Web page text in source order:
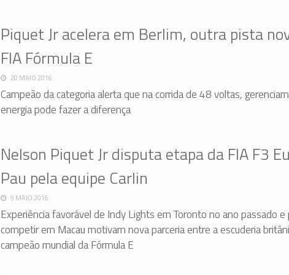
Piquet Jr acelera em Berlim, outra pista
FIA Fórmula E
20 MAIO 2016
Campeão da categoria alerta que na corrida de 48 voltas,
energia pode fazer a diferença
Nelson Piquet Jr disputa etapa da FIA F3
Pau pela equipe Carlin
9 MAIO 2016
Experiência favorável de Indy Lights em Toronto no ano passado
competir em Macau motivam nova parceria entre a escuderia
campeão mundial da Fórmula E